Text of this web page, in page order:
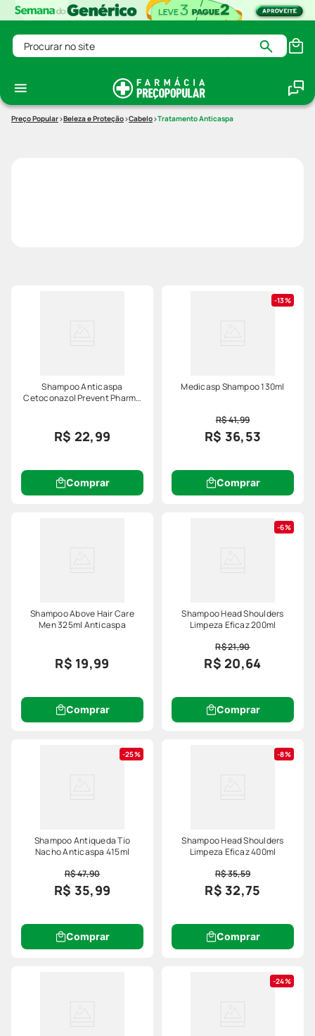
Procurar no site
Beleza e Proteção Cabelo Tratamento Anticaspa
Shampoo Anticaspa
Cetoconazol Prevent Pharma
R$ 22,99
Comprar
13%
Medicasp Shampoo 130ml
R$ 41,99
R$ 36,53
Comprar
Shampoo Above Hair Care
Men 325ml Anticaspa
R$ 19,99
Comprar
6%
Shampoo Head Shoulders
Limpeza Eficaz 200ml
R$ 21,90
R$ 20,64
Comprar
25%
Shampoo Antiqueda Tio
Nacho Anticaspa 415ml
R$ 47,90
R$ 35,99
Comprar
8%
Shampoo Head Shoulders
Limpeza Eficaz 400ml
R$ 35,59
R$ 32,75
Comprar
24%